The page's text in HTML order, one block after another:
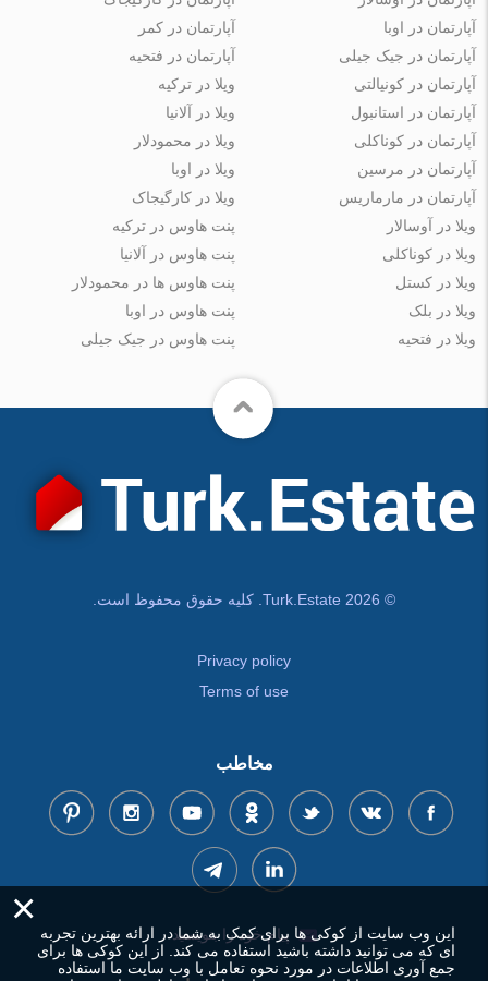
آپارتمان در اوبا
آپارتمان در جیک جیلی
آپارتمان در کمر
آپارتمان در فتحیه
آپارتمان در کونیالتی
آپارتمان در استانبول
آپارتمان در کوناکلی
آپارتمان در مرسین
آپارتمان در مارماریس
ویلا در ترکیه
ویلا در آلانیا
ویلا در محمودلار
ویلا در اوبا
ویلا در کارگیجاک
ویلا در آوسالار
ویلا در کوناکلی
ویلا در کستل
ویلا در بلک
ویلا در فتحیه
پنت هاوس در ترکیه
پنت هاوس در آلانیا
پنت هاوس ها در محمودلار
پنت هاوس در اوبا
پنت هاوس در جیک جیلی
© Turk.Estate 2026. کلیه حقوق محفوظ است.
Privacy policy
Terms of use
مخاطب
پیام خود را بنویسید
×
این وب سایت از کوکی ها برای کمک به شما در ارائه بهترین تجربه
ای که می توانید داشته باشید استفاده می کند. از این کوکی ها برای
جمع آوری اطلاعات در مورد نحوه تعامل با وب سایت ما استفاده